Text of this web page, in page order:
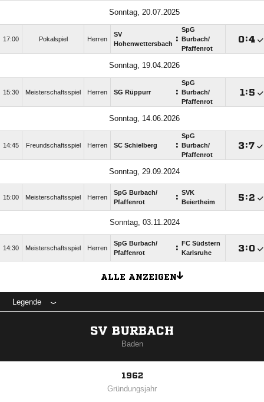
Sonntag, 20.07.2025
17:00 Pokalspiel Herren
SV
Hohenwettersbach :
SpG
Burbach/​
Pfaffenrot
:
Sonntag, 19.04.2026
15:30 Meisterschaftsspiel Herren SG Rüppurr :
SpG
Burbach/​
Pfaffenrot
:
Sonntag, 14.06.2026
14:45 Freundschaftsspiel Herren SC Schielberg :
SpG
Burbach/​
Pfaffenrot
:
Sonntag, 29.09.2024
15:00 Meisterschaftsspiel Herren
SpG Burbach/​
Pfaffenrot
: SVK
Beiertheim
:
Sonntag, 03.11.2024
14:30 Meisterschaftsspiel Herren
SpG Burbach/​
Pfaffenrot
:
FC Südstern
Karlsruhe
:
ALLE ANZEIGEN
Legende
SV BURBACH
Baden
1962
Gründungsjahr